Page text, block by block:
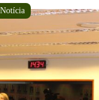
defesa
da
permanência
do
funcionamento
de
Conselhos